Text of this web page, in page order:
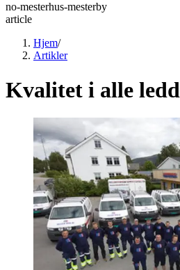
no-mesterhus-mesterby
article
Hjem/
Artikler
Kvalitet i alle ledd